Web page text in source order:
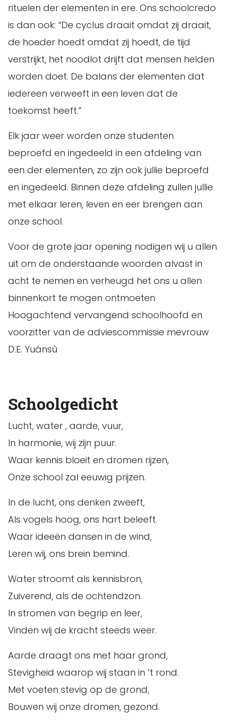
rituelen der elementen in ere. Ons schoolcredo
is dan ook: “De cyclus draait omdat zij draait,
de hoeder hoedt omdat zij hoedt, de tijd
verstrijkt, het noodlot drijft dat mensen helden
worden doet. De balans der elementen dat
iedereen verweeft in een leven dat de
toekomst heeft.”
Elk jaar weer worden onze studenten
beproefd en ingedeeld in een afdeling van
een der elementen, zo zijn ook jullie beproefd
en ingedeeld. Binnen deze afdeling zullen jullie
met elkaar leren, leven en eer brengen aan
onze school.
Voor de grote jaar opening nodigen wij u allen
uit om de onderstaande woorden alvast in
acht te nemen en verheugd het ons u allen
binnenkort te mogen ontmoeten
Hoogachtend vervangend schoolhoofd en
voorzitter van de adviescommissie mevrouw
D.E. Yuánsù
Schoolgedicht
Lucht, water , aarde, vuur,
In harmonie, wij zijn puur.
Waar kennis bloeit en dromen rijzen,
Onze school zal eeuwig prijzen.
In de lucht, ons denken zweeft,
Als vogels hoog, ons hart beleeft.
Waar ideeën dansen in de wind,
Leren wij, ons brein bemind.
Water stroomt als kennisbron,
Zuiverend, als de ochtendzon.
In stromen van begrip en leer,
Vinden wij de kracht steeds weer.
Aarde draagt ons met haar grond,
Stevigheid waarop wij staan in ’t rond.
Met voeten stevig op de grond,
Bouwen wij onze dromen, gezond.